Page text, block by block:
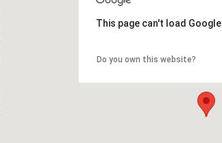
This page can't load
Do you own this website?